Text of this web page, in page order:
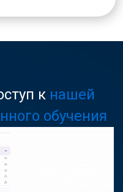
к нашей
обучения